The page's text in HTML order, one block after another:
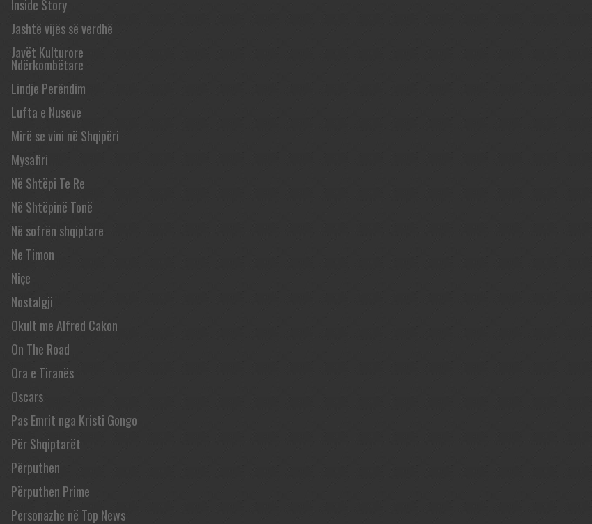
Inside Story
Jashtë vijës së verdhë
Javët Kulturore
Ndërkombëtare
Lindje Perëndim
Lufta e Nuseve
Mirë se vini në Shqipëri
Mysafiri
Në Shtëpi Te Re
Në Shtëpinë Tonë
Në sofrën shqiptare
Ne Timon
Niçe
Nostalgji
Okult me Alfred Cakon
On The Road
Ora e Tiranës
Oscars
Pas Emrit nga Kristi Gongo
Për Shqiptarët
Përputhen
Përputhen Prime
Personazhe në Top News